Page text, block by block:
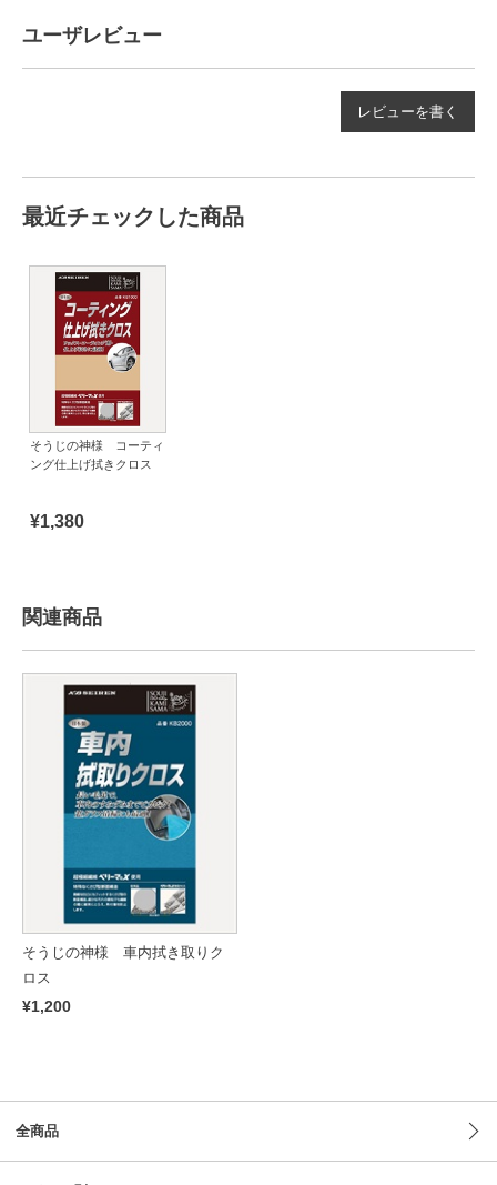
ユーザレビュー
レビューを書く
最近チェックした商品
そうじの神様 コーティ
ング仕上げ拭きクロス
¥1,380
関連商品
そうじの神様 車内拭き取りク
ロス
¥1,200
全商品